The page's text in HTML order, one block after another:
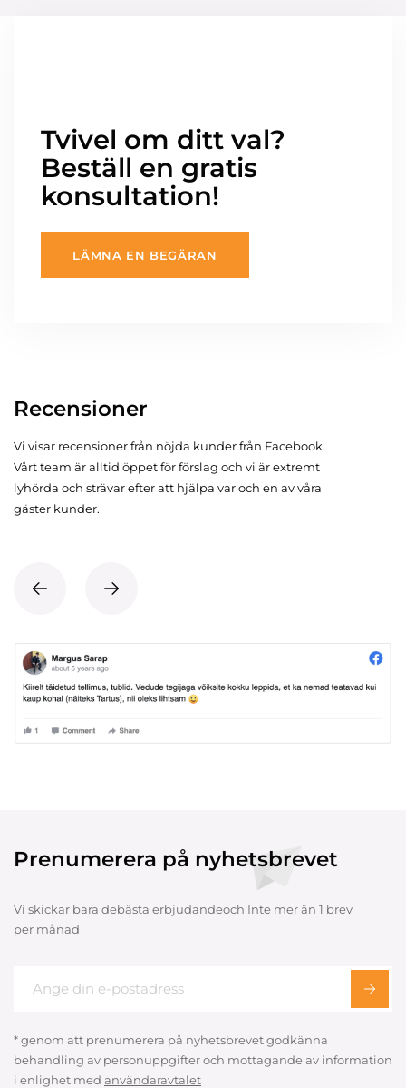
Tvivel om ditt val?
Beställ en gratis
konsultation!
LÄMNA EN BEGÄRAN
Recensioner
Vi visar recensioner från nöjda kunder från Facebook.
Vårt team är alltid öppet för förslag och vi är extremt
lyhörda och strävar efter att hjälpa var och en av våra
gäster kunder.
Prenumerera på nyhetsbrevet
Vi skickar bara debästa erbjudandeoch Inte mer än 1 brev
per månad
* genom att prenumerera på nyhetsbrevet godkänna
behandling av personuppgifter och mottagande av information
i enlighet med användaravtalet